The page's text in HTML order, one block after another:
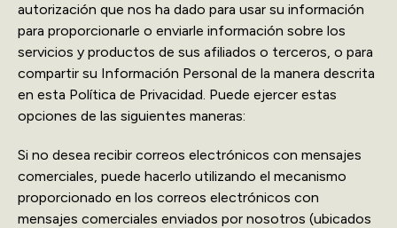
autorización que nos ha dado para usar su información
para proporcionarle o enviarle información sobre los
servicios y productos de sus afiliados o terceros, o para
compartir su Información Personal de la manera descrita
en esta Política de Privacidad. Puede ejercer estas
opciones de las siguientes maneras:
Si no desea recibir correos electrónicos con mensajes
comerciales, puede hacerlo utilizando el mecanismo
proporcionado en los correos electrónicos con
mensajes comerciales enviados por nosotros (ubicados